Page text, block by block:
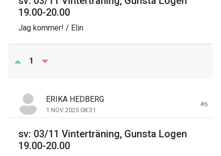
19.00-20.00
Jag kommer! / Elin
1
ERIKA HEDBERG
1 NOV 2025 08:31
#6
sv: 03/11 Vinterträning, Gunsta Logen
19.00-20.00